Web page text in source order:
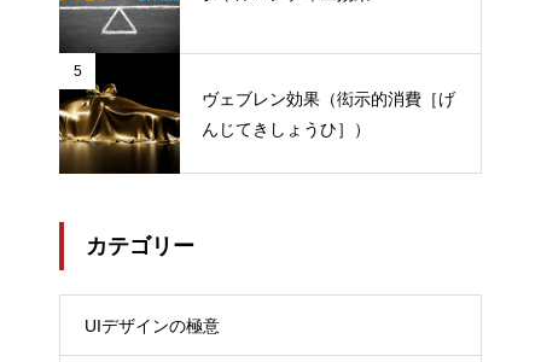
5
ヴェブレン効果（衒示的消費［げ
んじてきしょうひ］）
カテゴリー
UIデザインの極意